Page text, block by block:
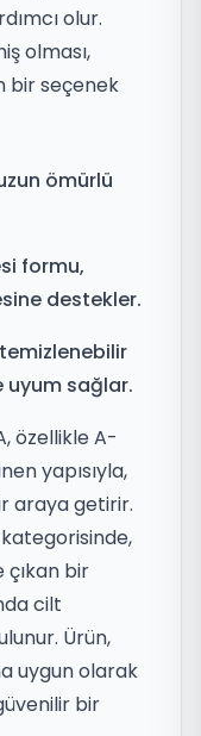
olur.
olması,
bir seçenek
ömürlü
formu,
destekler.
uyum sağlar.
özellikle A-
yapısıyla,
araya getirir.
çıkan bir
cilt
Ürün,
uygun olarak
bir